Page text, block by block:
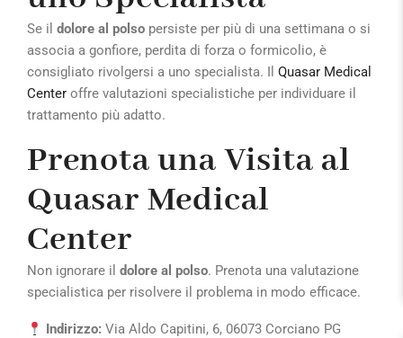
Se il dolore al polso persiste per più di una settimana o si
associa a gonfiore, perdita di forza o formicolio, è
consigliato rivolgersi a uno specialista. Il Quasar Medical
Center offre valutazioni specialistiche per individuare il
trattamento più adatto.
Prenota una Visita al
Quasar Medical
Center
Non ignorare il dolore al polso. Prenota una valutazione
specialistica per risolvere il problema in modo efficace.
Indirizzo: Via Aldo Capitini, 6, 06073 Corciano PG